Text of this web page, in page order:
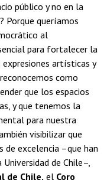
público y no en la
Porque queríamos
al
para fortalecer la
artísticas y
como
que los espacios
y que tenemos la
para nuestra
visibilizar que
de excelencia –que han
de Chile–,
de Chile,el Coro